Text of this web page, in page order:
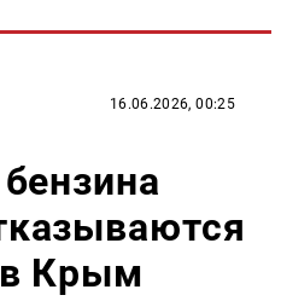
16.06.2026, 00:25
в Крым